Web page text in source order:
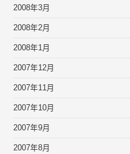
2008年3月
2008年2月
2008年1月
2007年12月
2007年11月
2007年10月
2007年9月
2007年8月